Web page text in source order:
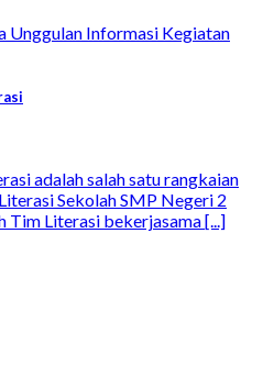
Informasi Kegiatan
adalah salah satu rangkaian
Sekolah SMP Negeri 2
Tim Literasi bekerjasama [...]